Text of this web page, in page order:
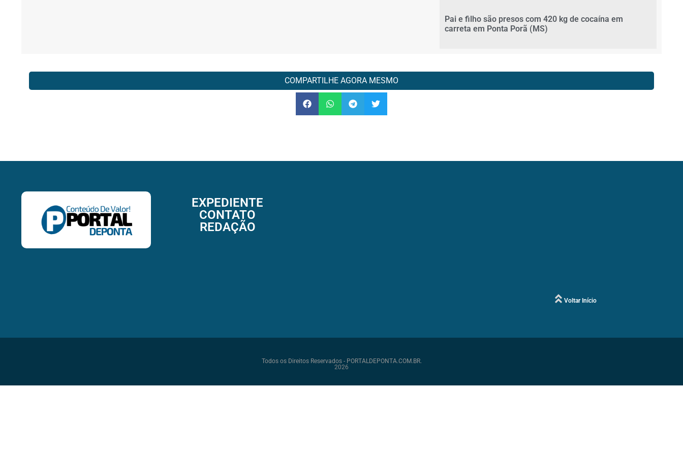
Pai e filho são presos com 420 kg de cocaína em
carreta em Ponta Porã (MS)
COMPARTILHE AGORA MESMO
EXPEDIENTE
CONTATO
REDAÇÃO
Voltar Início
Todos os Direitos Reservados - PORTALDEPONTA.COM.BR.
2026